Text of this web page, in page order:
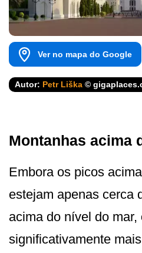
Ver no mapa do Google
Autor: Petr Liška ©
Montanhas acima
Embora os picos
estejam apenas cerca
acima do nível do mar,
significativamente